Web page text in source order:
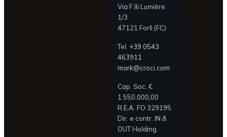
Via F.lli Lumière
1/3
47121 Forlì (FC)
Tel. +39 0543
463911
mark@croci.com
Cap. Soc. €
1.550.000,00
R.E.A. FO 329195
Dir. e contr. IN &
OUT Holding